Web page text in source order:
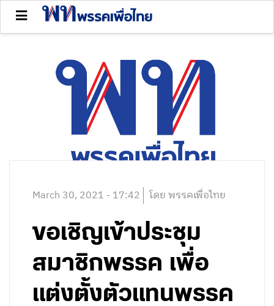
March 30, 2021 - 17:42 โดย พรรคเพื่อไทย
ขอเชิญเข้าประชุม
สมาชิกพรรค เพื่อ
แต่งตั้งตัวแทนพรรค